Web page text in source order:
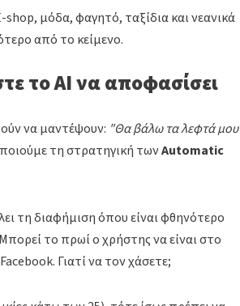
μόδα, φαγητό, ταξίδια και νεανικά
από το κείμενο.
το AI να αποφασίσει
να μαντέψουν: "Θα βάλω τα λεφτά μου
τη στρατηγική τωνAutomatic
τη διαφήμιση όπου είναι φθηνότερο
το πρωί ο χρήστης να είναι στο
Γιατί να τον χάσετε;